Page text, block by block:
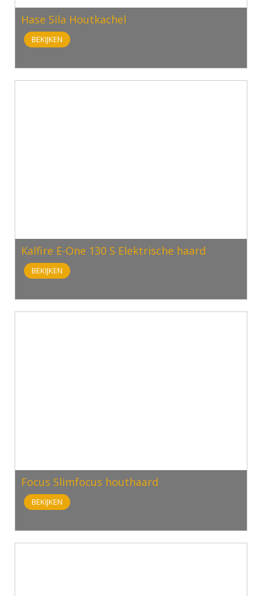
Hase Sila Houtkachel
BEKIJKEN
Kalfire E-One 130 S Elektrische haard
BEKIJKEN
Focus Slimfocus houthaard
BEKIJKEN